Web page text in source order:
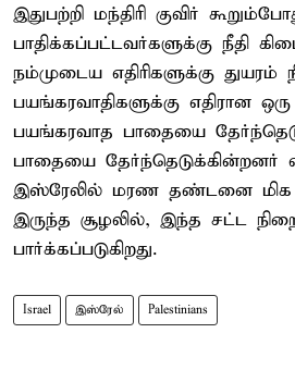
இதுபற்றி மந்திரி குவிர்
பாதிக்கப்பட்டவர்களுக்கு நீதி
நம்முடைய எதிரிகளுக்கு துயரம்
பயங்கரவாதிகளுக்கு எதிரான
பயங்கரவாத பாதையை
பாதையை தேர்ந்தெடுக்கின்றனர்
இஸ்ரேலில் மரண தண்டனை மிக
இருந்த சூழலில், இந்த சட்ட
பார்க்கப்படுகிறது.
Israel இஸ்ரேல் Palestinians